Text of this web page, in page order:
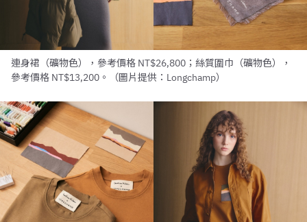
連身裙（礦物色），參考價格 NT$26,800；絲質圍巾（礦物色），
參考價格 NT$13,200。（圖片提供：Longchamp）